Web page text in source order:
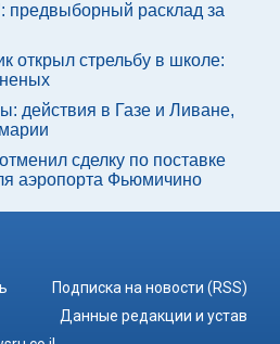
предвыборный расклад за
открыл стрельбу в школе:
действия в Газе и Ливане,
сделку по поставке
аэропорта Фьюмичино
Подписка на новости (RSS)
Данные редакции и устав